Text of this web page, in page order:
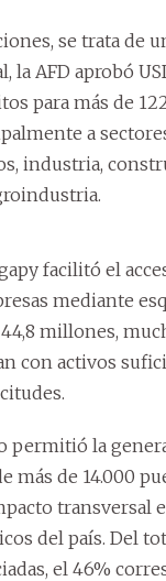
se trata de
AFD aprobó
para más de
a
industria,
facilitó el
mediante
millones,
con activos
permitió la
más de 14.000
transversal
del país. Del
el 46%